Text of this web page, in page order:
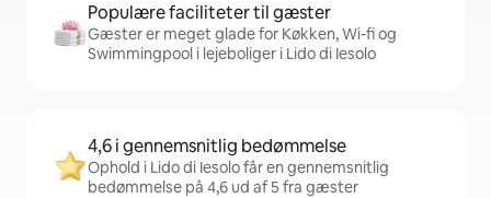
Populære faciliteter til gæster
Gæster er meget glade for Køkken, Wi-fi og
Swimmingpool i lejeboliger i Lido di Iesolo
4,6 i gennemsnitlig bedømmelse
Ophold i Lido di Iesolo får en gennemsnitlig
bedømmelse på 4,6 ud af 5 fra gæster